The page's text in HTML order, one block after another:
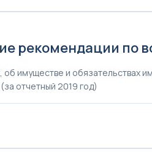
рекомендации по
об имуществе и обязательствах
отчетный 2019 год)